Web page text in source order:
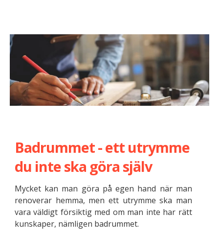
Badrummet - ett utrymme
du inte ska göra själv
Mycket kan man göra på egen hand när man
renoverar hemma, men ett utrymme ska man
vara väldigt försiktig med om man inte har rätt
kunskaper, nämligen badrummet.